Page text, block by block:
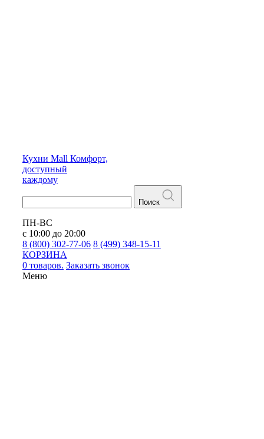
Кухни Mall Комфорт,
доступный
каждому
Поиск
ПН-ВС
с 10:00 до 20:00
8 (800) 302-77-06 8 (499) 348-15-11
КОРЗИНА
0 товаров. Заказать звонок
Меню